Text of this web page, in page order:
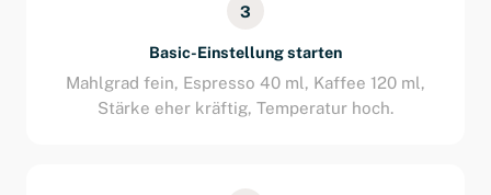
3
Basic-Einstellung starten
Mahlgrad fein, Espresso 40 ml, Kaffee 120 ml,
Stärke eher kräftig, Temperatur hoch.